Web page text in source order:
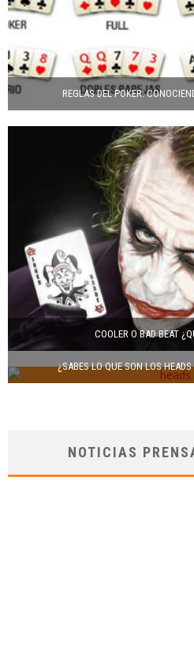
REGLAS DEL POKER:
COOLER O BAD BEAT
¿SABES LO QUE SON LOS
NOTICIAS